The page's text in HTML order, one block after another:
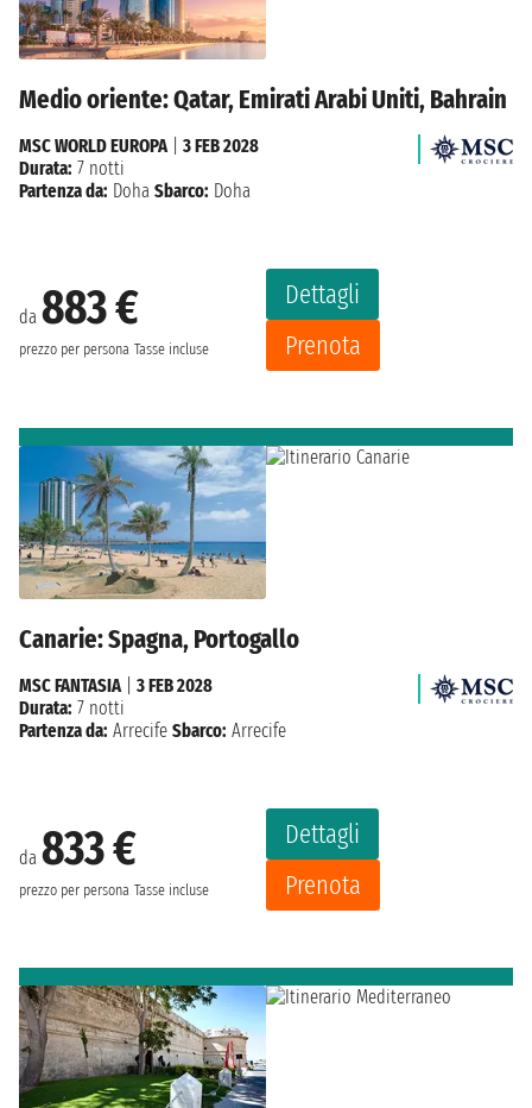
Medio oriente: Qatar, Emirati Arabi Uniti, Bahrain
da 883 €
prezzo per persona Tasse incluse
Dettagli
Prenota
MSC WORLD EUROPA
3 FEB 2028
Durata: 7 notti
Partenza da: Doha Sbarco: Doha
Canarie: Spagna, Portogallo
da 833 €
prezzo per persona Tasse incluse
Dettagli
Prenota
MSC FANTASIA| 3 FEB 2028
Durata: 7 notti
Partenza da: Arrecife Sbarco: Arrecife